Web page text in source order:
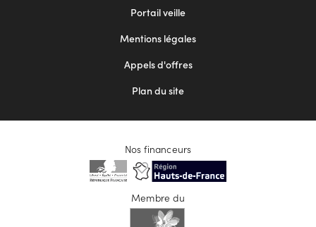
Portail veille
Mentions légales
Appels d'offres
Plan du site
Nos financeurs
Membre du